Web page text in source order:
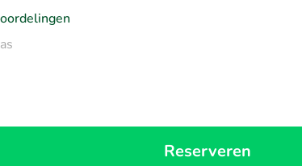
Reserveren